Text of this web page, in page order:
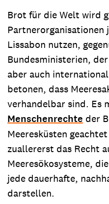
Brot für die Welt wird
Partnerorganisationen
Lissabon nutzen,
Bundesministerien,
aber auch
betonen, dass
verhandelbar sind. Es
Menschenrechte der
Meeresküsten
zuallererst das Recht
Meeresökosysteme,
jede dauerhafte,
darstellen.